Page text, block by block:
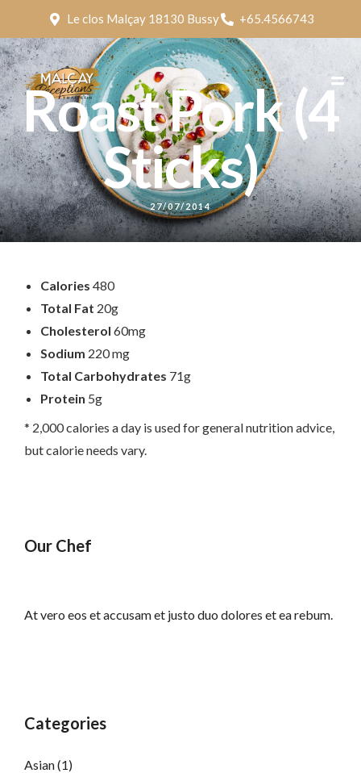
Le clos Malçay 18130 Bussy +65.4566743
Roast Pork (4
Sticks)
27/07/2014
Calories 480
Total Fat 20g
Cholesterol 60mg
Sodium 220 mg
Total Carbohydrates 71g
Protein 5g
* 2,000 calories a day is used for general nutrition advice,
but calorie needs vary.
Our Chef
At vero eos et accusam et justo duo dolores et ea rebum.
Categories
Asian(1)